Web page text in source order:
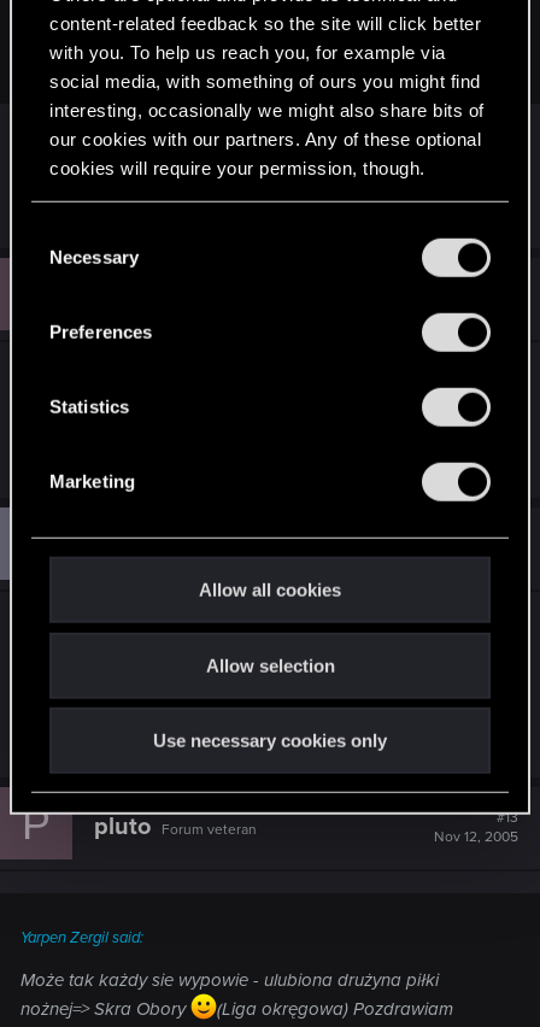
content-related feedback so the site will click better
with you. To help us reach you, for example via
social media, with something of ours you might find
interesting, occasionally we might also share bits of
our cookies with our partners. Any of these optional
cookies will require your permission, though.
and tweak your preferences regarding them in the
Necessary
Preferences
Statistics
Marketing
Allow all cookies
Allow selection
Use necessary cookies only
buduje się ktoś? Ma zamiar kupic projekt? Może ocena
stanu technicznego budynku? Ewentualnie
projekty......ludziska no bez przesady
Tak, ale dużo jest tematów offtopic, ktore mają
dokładnie tyle samo wspólnego z Witcherem co
Nov 11, 2005
osobiscie nie potrzebuje wf-u bo trenuje LA i wf to
A angmir
#12
Nov 11, 2005
Może tak każdy sie wypowie - ulubiona drużyna
piłki nożnej=> Skra Obory
(Liga okręgowa)
P pluto Forum veteran
#13
Nov 12, 2005
Yarpen Zergil said:
Może tak każdy sie wypowie - ulubiona drużyna piłki
nożnej=> Skra Obory
(Liga okręgowa) Pozdrawiam